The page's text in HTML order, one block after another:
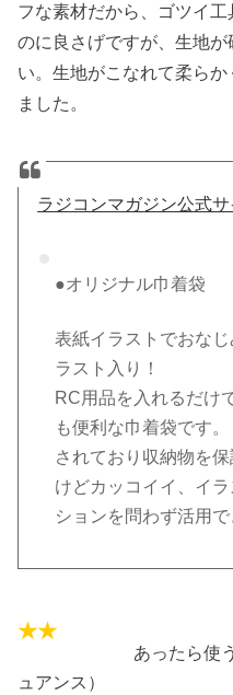
フな素材だから、ゴツイ工
のに良さげですが、生地が
い。生地がこなれて柔ら
ました。
ラジコンマガジン公式サ
●オリジナル巾着袋
表紙イラストでおな
ラスト入り！
RC用品を入れるだけ
も便利な巾着袋です
されており収納物を
けどカッコイイ、イ
ションを問わず活用
あったら使
ュアンス）